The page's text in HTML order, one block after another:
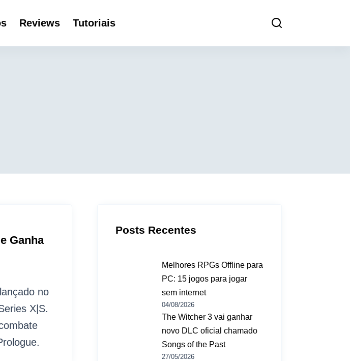
Reviews Tutoriais
Ganha
no
X|S.
Posts Recentes
Melhores RPGs Offline para
PC: 15 jogos para jogar
sem internet
04/08/2026
The Witcher 3 vai ganhar
novo DLC oficial chamado
Songs of the Past
27/05/2026